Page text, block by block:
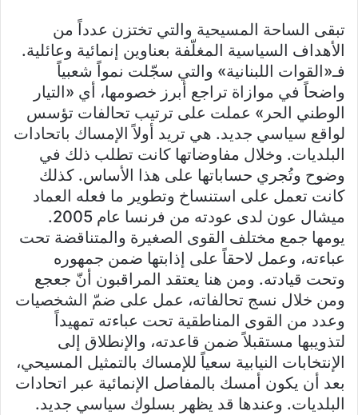
تبقى الساحة المسيحية والتي تختزن عدداً من
الأهداف السياسية المغلّفة بعناوين إنمائية وعائلية.
فـ«القوات اللبنانية» والتي سجّلت نمواً شعبياً
واضحاً في موازاة تراجع أبرز خصومها، أي «التيار
الوطني الحر» عملت على ترتيب تحالفات تؤسس
لواقع سياسي جديد. هي تريد أولاً الإمساك باتحادات
البلديات. وخلال مفاوضاتها كانت تطلب ذلك في
وضوح وتُجري حساباتها على هذا الأساس. كذلك
كانت تعمل على استنساخ وتطوير ما فعله العماد
ميشال عون لدى عودته من فرنسا عام 2005.
يومها جمع مختلف القوى الصغيرة والمتناقضة تحت
عباءته، وعمل لاحقاً على إذابتها ضمن جمهوره
وتحت قيادته. ومن هنا يعتقد المراقبون أنّ جعجع
ومن خلال نسج تحالفاته، عمل على ضمّ الشخصيات
وعدد من القوى المناطقية تحت عباءته تمهيداً
لتذويبها مستقبلاً ضمن قاعدته، والإنطلاق إلى
الإنتخابات النيابية سعياً للإمساك بالتمثيل المسيحي،
بعد أن يكون أمسك بالمفاصل الإنمائية عبر اتحادات
البلديات. وعندها قد يظهر بسلوك سياسي جديد.